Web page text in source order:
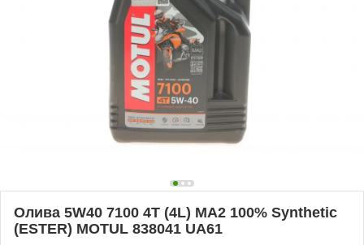
Олива 5W40 7100 4T (4L) MA2 100% Synthetic
(ESTER) MOTUL 838041 UA61